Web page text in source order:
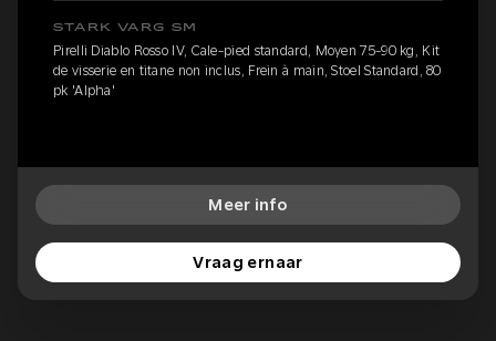
STARK VARG SM
Pirelli Diablo Rosso IV, Cale-pied standard, Moyen 75-90 kg, Kit
de visserie en titane non inclus, Frein à main, Stoel Standard, 80
pk 'Alpha'
Meer info
Vraag ernaar